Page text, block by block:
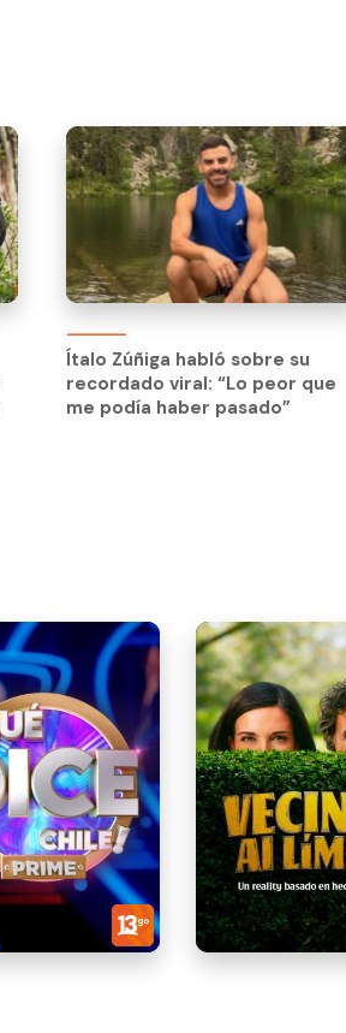
Ítalo Zúñiga habló sobre su
recordado viral: “Lo peor que
me podía haber pasado”